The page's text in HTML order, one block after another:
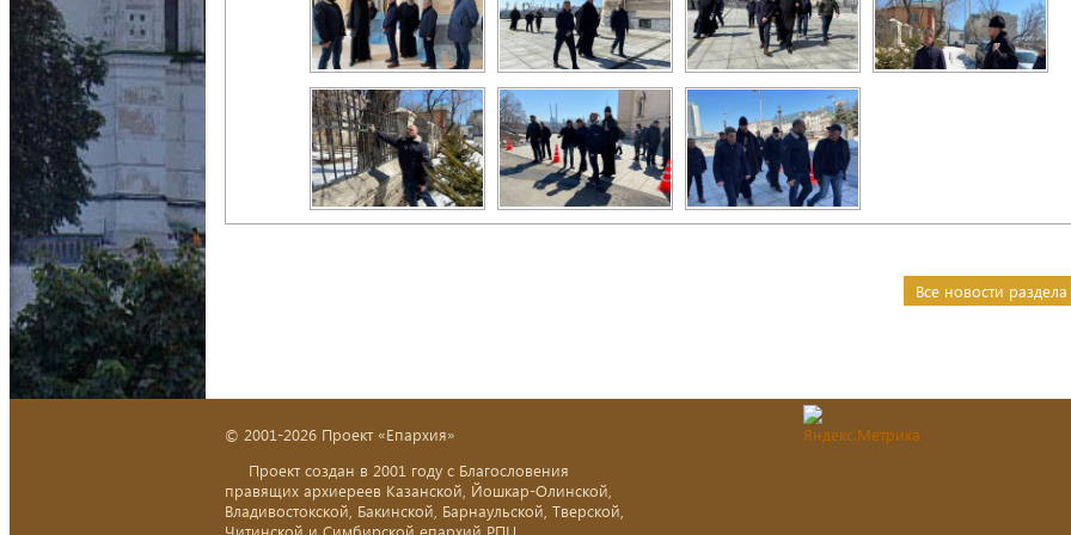
Все новости
© 2001-2026 Проект «Епархия»
Проект создан в 2001 году с Благословения
правящих архиереев Казанской, Йошкар-Олинской,
Владивостокской, Бакинской, Барнаульской, Тверской,
Читинской и Симбирской епархий РПЦ.